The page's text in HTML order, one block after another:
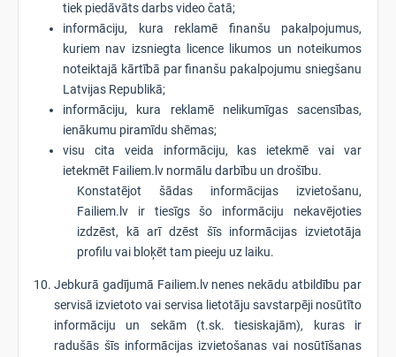
tiek piedāvāts darbs video čatā;
informāciju, kura reklamē finanšu pakalpojumus,
kuriem nav izsniegta licence likumos un noteikumos
noteiktajā kārtībā par finanšu pakalpojumu sniegšanu
Latvijas Republikā;
informāciju, kura reklamē nelikumīgas sacensības,
ienākumu piramīdu shēmas;
visu cita veida informāciju, kas ietekmē vai var
ietekmēt Failiem.lv normālu darbību un drošību.
Konstatējot šādas informācijas izvietošanu,
Failiem.lv ir tiesīgs šo informāciju nekavējoties
izdzēst, kā arī dzēst šīs informācijas izvietotāja
profilu vai bloķēt tam pieeju uz laiku.
Jebkurā gadījumā Failiem.lv nenes nekādu atbildību par
servisā izvietoto vai servisa lietotāju savstarpēji nosūtīto
informāciju un sekām (t.sk. tiesiskajām), kuras ir
radušās šīs informācijas izvietošanas vai nosūtīšanas